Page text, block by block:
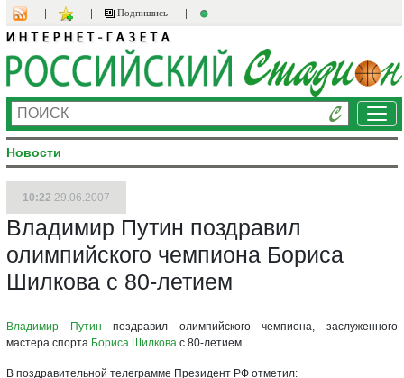
Подпишись
Новости
10:22 29.06.2007
Владимир Путин поздравил
олимпийского чемпиона Бориса
Шилкова с 80-летием
Владимир Путин поздравил олимпийского чемпиона, заслуженного
мастера спорта Бориса Шилкова с 80-летием.
В поздравительной телеграмме Президент РФ отметил: